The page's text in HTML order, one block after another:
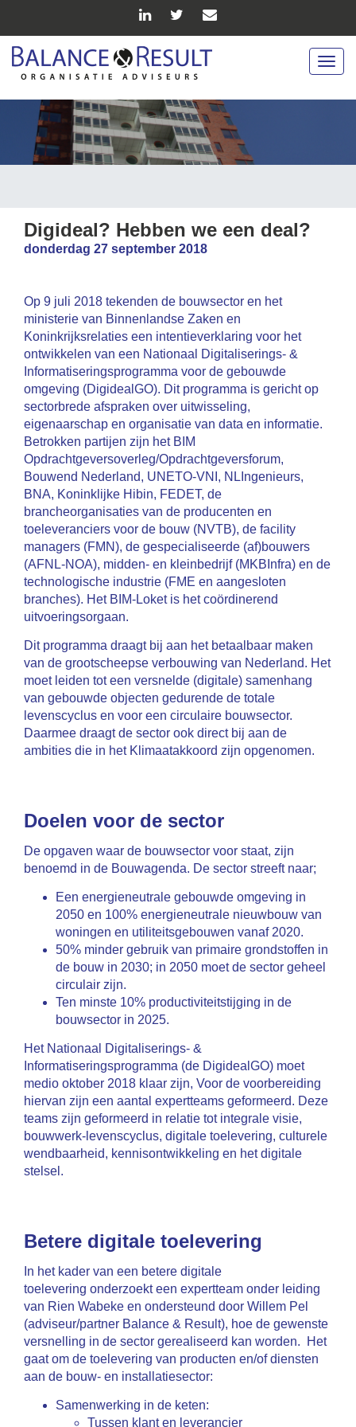
Digideal? Hebben we een deal?
donderdag 27 september 2018
Op 9 juli 2018 tekenden de bouwsector en het
ministerie van Binnenlandse Zaken en
Koninkrijksrelaties een intentieverklaring voor het
ontwikkelen van een Nationaal Digitaliserings- &
Informatiseringsprogramma voor de gebouwde
omgeving (DigidealGO). Dit programma is gericht op
sectorbrede afspraken over uitwisseling,
eigenaarschap en organisatie van data en informatie.
Betrokken partijen zijn het BIM
Opdrachtgeversoverleg/Opdrachtgeversforum,
Bouwend Nederland, UNETO-VNI, NLIngenieurs,
BNA, Koninklijke Hibin, FEDET, de
brancheorganisaties van de producenten en
toeleveranciers voor de bouw (NVTB), de facility
managers (FMN), de gespecialiseerde (af)bouwers
(AFNL-NOA), midden- en kleinbedrijf (MKBInfra) en de
technologische industrie (FME en aangesloten
branches). Het BIM-Loket is het coördinerend
uitvoeringsorgaan.
Dit programma draagt bij aan het betaalbaar maken
van de grootscheepse verbouwing van Nederland. Het
moet leiden tot een versnelde (digitale) samenhang
van gebouwde objecten gedurende de totale
levenscyclus en voor een circulaire bouwsector.
Daarmee draagt de sector ook direct bij aan de
ambities die in het Klimaatakkoord zijn opgenomen.
Doelen voor de sector
De opgaven waar de bouwsector voor staat, zijn
benoemd in de Bouwagenda. De sector streeft naar;
Een energieneutrale gebouwde omgeving in
2050 en 100% energieneutrale nieuwbouw van
woningen en utiliteitsgebouwen vanaf 2020.
50% minder gebruik van primaire grondstoffen in
de bouw in 2030; in 2050 moet de sector geheel
circulair zijn.
Ten minste 10% productiviteitstijging in de
bouwsector in 2025.
Het Nationaal Digitaliserings- &
Informatiseringsprogramma (de DigidealGO) moet
medio oktober 2018 klaar zijn, Voor de voorbereiding
hiervan zijn een aantal expertteams geformeerd. Deze
teams zijn geformeerd in relatie tot integrale visie,
bouwwerk-levenscyclus, digitale toelevering, culturele
wendbaarheid, kennisontwikkeling en het digitale
stelsel.
Betere digitale toelevering
In het kader van een betere digitale
toelevering onderzoekt een expertteam onder leiding
van Rien Wabeke en ondersteund door Willem Pel
(adviseur/partner Balance & Result), hoe de gewenste
versnelling in de sector gerealiseerd kan worden. Het
gaat om de toelevering van producten en/of diensten
aan de bouw- en installatiesector:
Samenwerking in de keten:
Tussen klant en leverancier